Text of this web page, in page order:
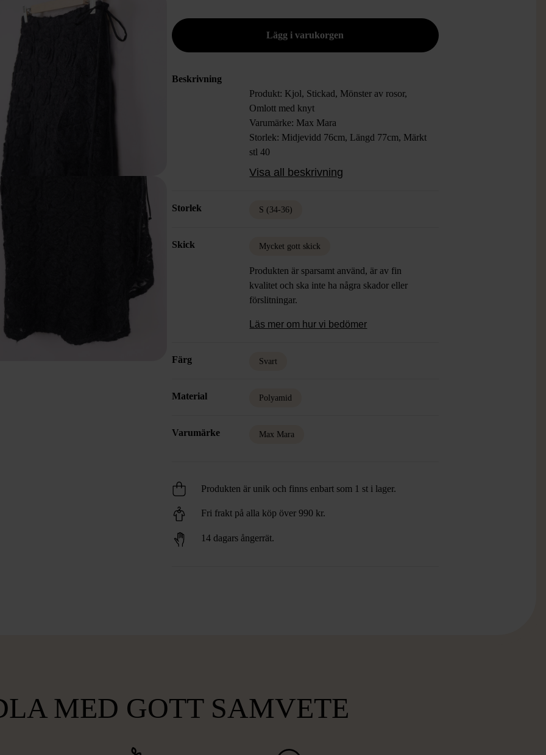
Beskrivning
Produkt: Kjol, Stickad, Mönster av rosor,
Omlott med knyt
Varumärke: Max Mara
Storlek: Midjevidd 76cm, Längd 77cm, Märkt
stl 40
Färg: Svart, Rosa, Lila, Guld
Material: 53% Polyamid, 39% Mohair, 8% Ull
Visa all beskrivning
Storlek S (34-36)
Skick Mycket gott skick
Produkten är sparsamt använd, är av fin
kvalitet och ska inte ha några skador eller
förslitningar.
Läs mer om hur vi bedömer
Färg Svart
Material Polyamid
Varumärke Max Mara
Produkten är unik och finns enbart som 1 st i lager.
Fri frakt på alla köp över 990 kr.
14 dagars ångerrät.
MED GOTT SAMVETE